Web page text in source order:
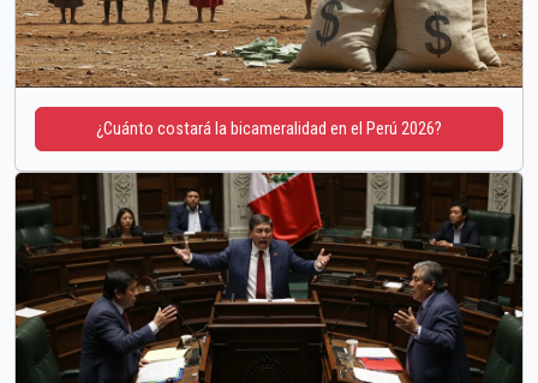
¿Cuánto costará la bicameralidad en el Perú 2026?